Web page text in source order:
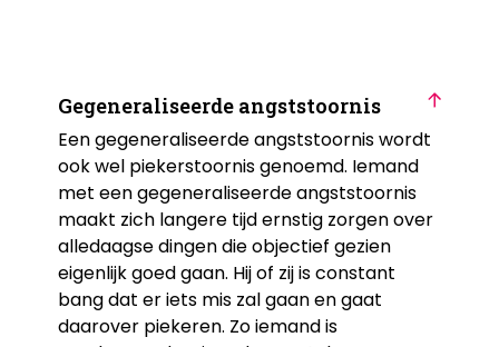
Gegeneraliseerde angststoornis
Een gegeneraliseerde angststoornis wordt
ook wel piekerstoornis genoemd. Iemand
met een gegeneraliseerde angststoornis
maakt zich langere tijd ernstig zorgen over
alledaagse dingen die objectief gezien
eigenlijk goed gaan. Hij of zij is constant
bang dat er iets mis zal gaan en gaat
daarover piekeren. Zo iemand is